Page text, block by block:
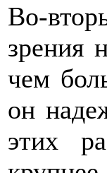
Во-
зрения
чем
он
этих